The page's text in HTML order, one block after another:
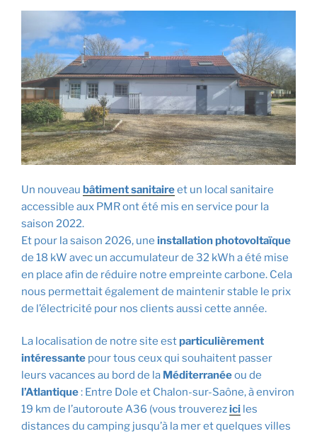
Un nouveau bâtiment sanitaireet un local sanitaire
accessible aux PMR ont été mis en service pour la
saison 2022.
Et pour la saison 2026, une installation photovoltaïque
de 18 kW avec un accumulateur de 32 kWh a été mise
en place afin de réduire notre empreinte carbone. Cela
nous permettait également de maintenirstable le prix
de l’électricité pour nos clients aussi cette année.
La localisation de notre site estparticulièrement
intéressante pour tous ceux qui souhaitent passer
leurs vacances au bord de la Méditerranéeou de
l’Atlantique: Entre Dole et Chalon-sur-Saône, à environ
19 km de l’autoroute A36 (vous trouverezici les
distances du camping jusqu’à la mer et quelques villes